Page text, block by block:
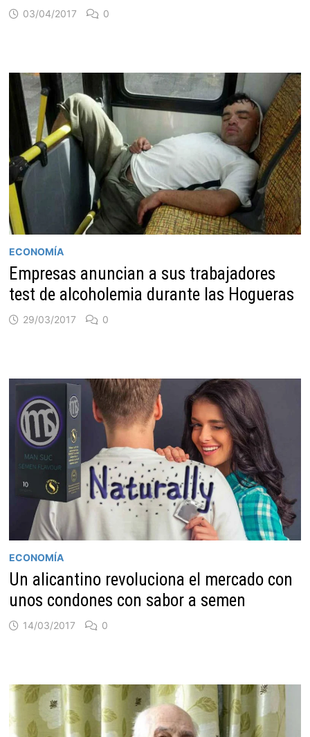
03/04/2017 0
ECONOMÍA
Empresas anuncian a sus trabajadores
test de alcoholemia durante las Hogueras
29/03/2017 0
ECONOMÍA
Un alicantino revoluciona el mercado con
unos condones con sabor a semen
14/03/2017 0